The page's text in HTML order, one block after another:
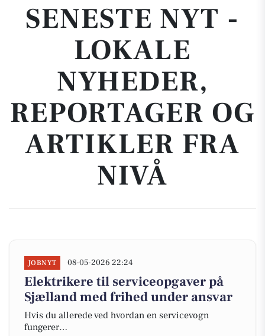
SENESTE NYT -
LOKALE
NYHEDER,
REPORTAGER OG
ARTIKLER FRA
NIVÅ
JOBNYT 08-05-2026 22:24
Elektrikere til serviceopgaver på
Sjælland med frihed under ansvar
Hvis du allerede ved hvordan en servicevogn
fungerer…